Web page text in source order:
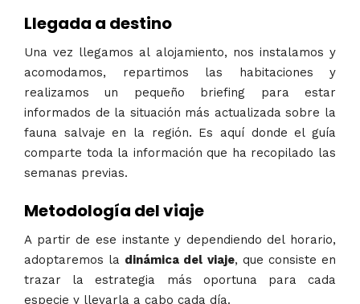
Llegada a destino
Una vez llegamos al alojamiento, nos instalamos y
acomodamos, repartimos las habitaciones y
realizamos un pequeño briefing para estar
informados de la situación más actualizada sobre la
fauna salvaje en la región. Es aquí donde el guía
comparte toda la información que ha recopilado las
semanas previas.
Metodología del viaje
A partir de ese instante y dependiendo del horario,
adoptaremos la dinámica del viaje, que consiste en
trazar la estrategia más oportuna para cada
especie y llevarla a cabo cada día.